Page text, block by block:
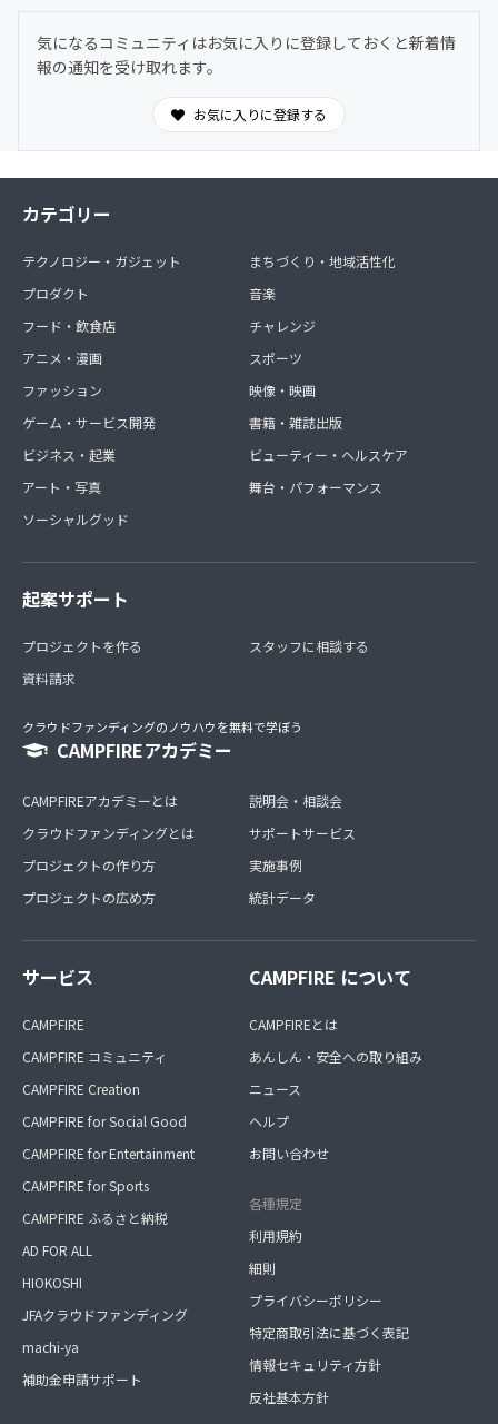
・トークショーや音楽ライブなど開催する際は、サロンメ
ンバーさんにまず情報を共有させていただきます。こちら
もまた、限定アクティビティにて共有致します。
気になるコミュニティはお気に入りに登録しておくと新着情
報の通知を受け取れます。
お気に入りに登録する
カテゴリー
テクノロジー・ガジェット
プロダクト
フード・飲食店
アニメ・漫画
ファッション
ゲーム・サービス開発
ビジネス・起業
アート・写真
ソーシャルグッド
まちづくり・地域活性化
音楽
チャレンジ
スポーツ
映像・映画
書籍・雑誌出版
ビューティー・ヘルスケア
舞台・パフォーマンス
起案サポート
プロジェクトを作る
資料請求
スタッフに相談する
クラウドファンディングのノウハウを無料で学ぼう
CAMPFIREアカデミー
CAMPFIREアカデミーとは
クラウドファンディングとは
プロジェクトの作り方
プロジェクトの広め方
説明会・相談会
サポートサービス
実施事例
統計データ
サービス
CAMPFIRE
CAMPFIRE コミュニティ
CAMPFIRE Creation
CAMPFIRE for Social Good
CAMPFIRE for Entertainment
CAMPFIRE for Sports
CAMPFIRE ふるさと納税
AD FOR ALL
HIOKOSHI
JFAクラウドファンディング
machi-ya
補助金申請サポート
CAMPFIRE について
CAMPFIREとは
あんしん・安全への取り組み
ニュース
ヘルプ
お問い合わせ
各種規定
利用規約
細則
プライバシーポリシー
特定商取引法に基づく表記
情報セキュリティ方針
反社基本方針